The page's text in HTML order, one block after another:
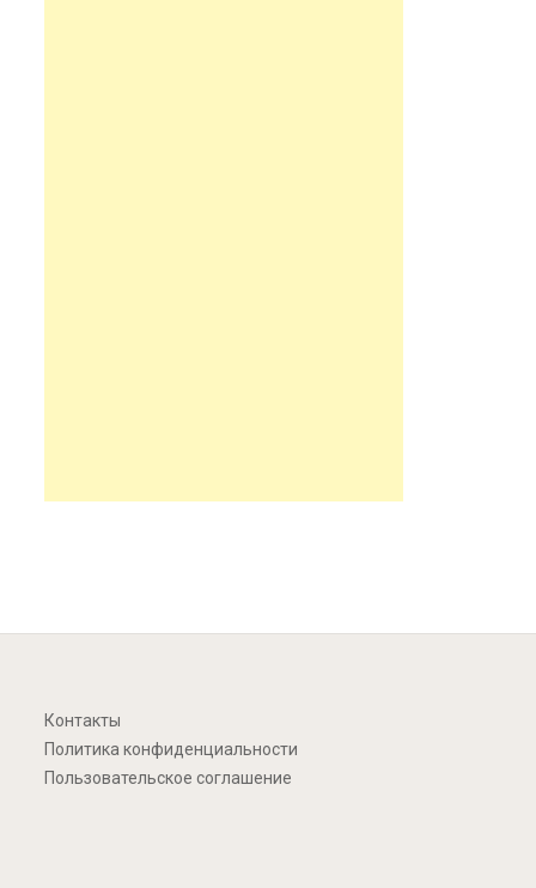
Контакты
Политика конфиденциальности
Пользовательское соглашение